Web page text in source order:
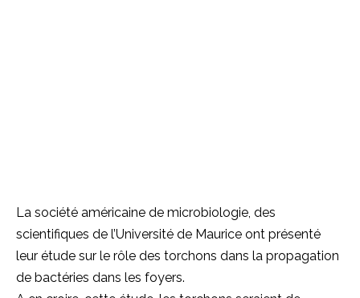
La société américaine de microbiologie, des
scientifiques de l’Université de Maurice ont présenté
leur étude sur le rôle des torchons dans la propagation
de bactéries dans les foyers.